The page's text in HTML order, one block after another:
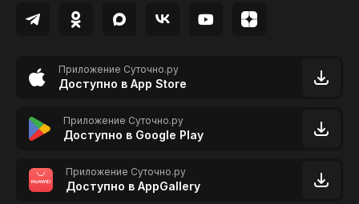
Приложение Суточно.ру
Доступно в App Store
Приложение Суточно.ру
Доступно в Google Play
Приложение Суточно.ру
Доступно в AppGallery